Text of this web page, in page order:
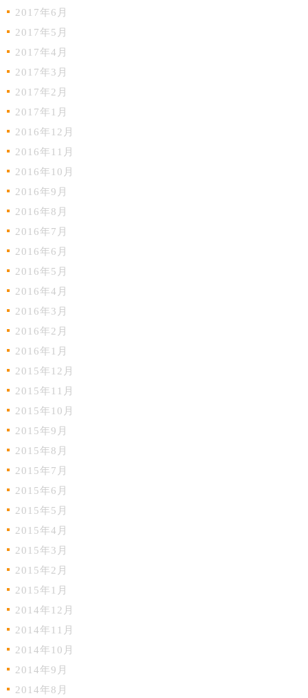
2017年6月
2017年5月
2017年4月
2017年3月
2017年2月
2017年1月
2016年12月
2016年11月
2016年10月
2016年9月
2016年8月
2016年7月
2016年6月
2016年5月
2016年4月
2016年3月
2016年2月
2016年1月
2015年12月
2015年11月
2015年10月
2015年9月
2015年8月
2015年7月
2015年6月
2015年5月
2015年4月
2015年3月
2015年2月
2015年1月
2014年12月
2014年11月
2014年10月
2014年9月
2014年8月